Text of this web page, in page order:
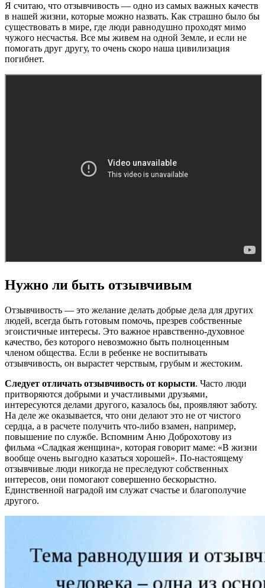
Я считаю, что отзывчивость — одно из самых важных качеств
в нашей жизни, которые можно назвать. Как страшно было бы
существовать в мире, где люди равнодушно проходят мимо
чужого несчастья. Все мы живем на одной Земле, и если не
помогать друг другу, то очень скоро наша цивилизация
погибнет.
Нужно ли быть отзывчивым
Отзывчивость — это желание делать добрые дела для других
людей, всегда быть готовым помочь, презрев собственные
эгоистичные интересы. Это важное нравственно-духовное
качество, без которого невозможно быть полноценным
членом общества. Если в ребенке не воспитывать
отзывчивость, он вырастет черствым, грубым и жестоким.
Следует отличать отзывчивость от корысти. Часто люди
притворяются добрыми и участливыми друзьями,
интересуются делами другого, казалось бы, проявляют заботу.
На деле же оказывается, что они делают это не от чистого
сердца, а в расчете получить что-либо взамен, например,
повышение по службе. Вспомним Аню Доброхотову из
фильма «Сладкая женщина», которая говорит маме: «В жизни
вообще очень выгодно казаться хорошей». По-настоящему
отзывчивые люди никогда не преследуют собственных
интересов, они помогают совершенно бескорыстно.
Единственной наградой им служат счастье и благополучие
другого.